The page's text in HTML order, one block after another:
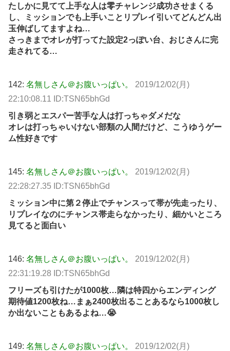
たしかに見てて上手な人は零チャレンジ成功させまくる
し、ミッションでも上手いことリプレイ引いてどんどん出
玉伸ばしてますよね…
さっきまでオレが打ってた設定2っぽい台、おじさんに完
走されてる…
142: 名無しさん＠お腹いっぱい。
2019/12/02(月)
22:10:08.11 ID:TSN65bhGd
引き弱とエスパー苦手な人は打っちゃダメだな
オレは打っちゃいけない部類の人間だけど、こうゆうゲー
ム性好きです
145: 名無しさん＠お腹いっぱい。
2019/12/02(月)
22:28:27.35 ID:TSN65bhGd
ミッション中に第２停止でチャンスって帯が先走ったり、
リプレイなのにチャンス帯走らなかったり、細かいところ
見てると面白い
146: 名無しさん＠お腹いっぱい。
2019/12/02(月)
22:31:19.28 ID:TSN65bhGd
フリーズも引けたが1000枚…隣は特四からエンディング
期待値1200枚ね…まぁ2400枚出ることあるなら1000枚し
か出ないこともあるよね…😭
149: 名無しさん＠お腹いっぱい。
2019/12/02(月)